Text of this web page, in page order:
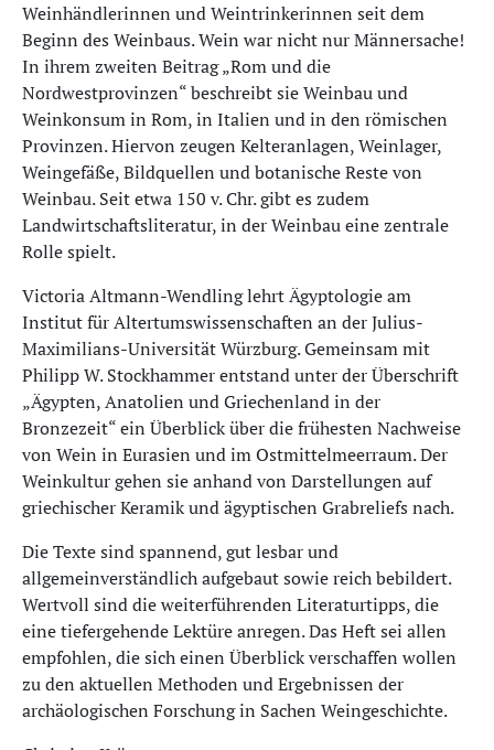
Weinhändlerinnen und Weintrinkerinnen seit dem
Beginn des Weinbaus. Wein war nicht nur Männersache!
In ihrem zweiten Beitrag „Rom und die
Nordwestprovinzen“ beschreibt sie Weinbau und
Weinkonsum in Rom, in Italien und in den römischen
Provinzen. Hiervon zeugen Kelteranlagen, Weinlager,
Weingefäße, Bildquellen und botanische Reste von
Weinbau. Seit etwa 150 v. Chr. gibt es zudem
Landwirtschaftsliteratur, in der Weinbau eine zentrale
Rolle spielt.
Victoria Altmann-Wendling lehrt Ägyptologie am
Institut für Altertumswissenschaften an der Julius-
Maximilians-Universität Würzburg. Gemeinsam mit
Philipp W. Stockhammer entstand unter der Überschrift
„Ägypten, Anatolien und Griechenland in der
Bronzezeit“ ein Überblick über die frühesten Nachweise
von Wein in Eurasien und im Ostmittelmeerraum. Der
Weinkultur gehen sie anhand von Darstellungen auf
griechischer Keramik und ägyptischen Grabreliefs nach.
Die Texte sind spannend, gut lesbar und
allgemeinverständlich aufgebaut sowie reich bebildert.
Wertvoll sind die weiterführenden Literaturtipps, die
eine tiefergehende Lektüre anregen. Das Heft sei allen
empfohlen, die sich einen Überblick verschaffen wollen
zu den aktuellen Methoden und Ergebnissen der
archäologischen Forschung in Sachen Weingeschichte.